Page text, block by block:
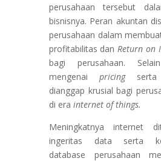
perusahaan tersebut
bisnisnya. Peran akuntan
perusahaan dalam
profitabilitas danReturn on
bagi perusahaan.
mengenai pricing
dianggap krusial bagi
di era internet of things.
Meningkatnya internet
ingeritas data serta
database perusahaan